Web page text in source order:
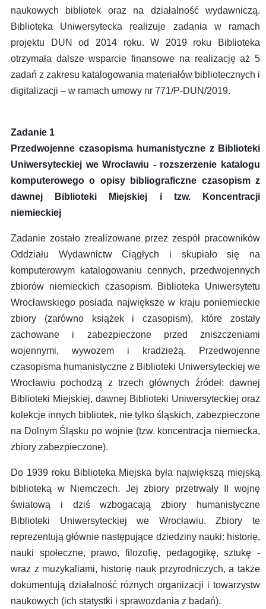
naukowych bibliotek oraz na działalność wydawniczą.
Biblioteka Uniwersytecka realizuje zadania w ramach
projektu DUN od 2014 roku. W 2019 roku Biblioteka
otrzymała dalsze wsparcie finansowe na realizację aż 5
zadań z zakresu katalogowania materiałów bibliotecznych i
digitalizacji – w ramach umowy nr 771/P-DUN/2019.
Zadanie 1
Przedwojenne czasopisma humanistyczne z Biblioteki
Uniwersyteckiej we Wrocławiu - rozszerzenie katalogu
komputerowego o opisy bibliograficzne czasopism z
dawnej Biblioteki Miejskiej i tzw. Koncentracji
niemieckiej
Zadanie zostało zrealizowane przez zespół pracowników
Oddziału Wydawnictw Ciągłych i skupiało się na
komputerowym katalogowaniu cennych, przedwojennych
zbiorów niemieckich czasopism. Biblioteka Uniwersytetu
Wrocławskiego posiada największe w kraju poniemieckie
zbiory (zarówno książek i czasopism), które zostały
zachowane i zabezpieczone przed zniszczeniami
wojennymi, wywozem i kradzieżą. Przedwojenne
czasopisma humanistyczne z Biblioteki Uniwersyteckiej we
Wrocławiu pochodzą z trzech głównych źródeł: dawnej
Biblioteki Miejskiej, dawnej Biblioteki Uniwersyteckiej oraz
kolekcje innych bibliotek, nie tylko śląskich, zabezpieczone
na Dolnym Śląsku po wojnie (tzw. koncentracja niemiecka,
zbiory zabezpieczone).
Do 1939 roku Biblioteka Miejska była największą miejską
biblioteką w Niemczech. Jej zbiory przetrwały II wojnę
światową i dziś wzbogacają zbiory humanistyczne
Biblioteki Uniwersyteckiej we Wrocławiu. Zbiory te
reprezentują głównie następujące dziedziny nauki: historię,
nauki społeczne, prawo, filozofię, pedagogikę, sztukę -
wraz z muzykaliami, historię nauk przyrodniczych, a także
dokumentują działalność różnych organizacji i towarzystw
naukowych (ich statystki i sprawozdania z badań).